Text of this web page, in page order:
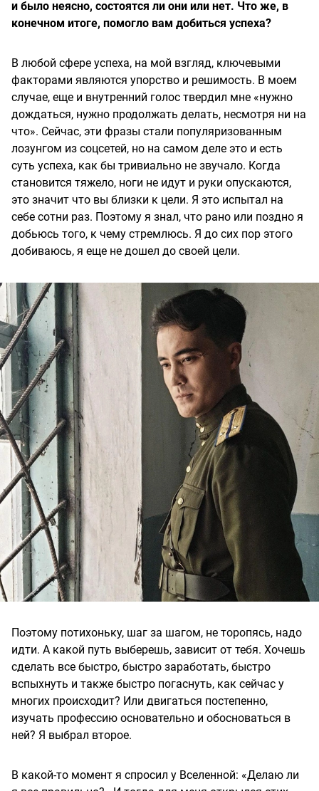
и было неясно, состоятся ли они или нет. Что же, в
конечном итоге, помогло вам добиться успеха?
В любой сфере успеха, на мой взгляд, ключевыми
факторами являются упорство и решимость. В моем
случае, еще и внутренний голос твердил мне «нужно
дождаться, нужно продолжать делать, несмотря ни на
что». Сейчас, эти фразы стали популяризованным
лозунгом из соцсетей, но на самом деле это и есть
суть успеха, как бы тривиально не звучало. Когда
становится тяжело, ноги не идут и руки опускаются,
это значит что вы близки к цели. Я это испытал на
себе сотни раз. Поэтому я знал, что рано или поздно я
добьюсь того, к чему стремлюсь. Я до сих пор этого
добиваюсь, я еще не дошел до своей цели.
Поэтому потихоньку, шаг за шагом, не торопясь, надо
идти. А какой путь выберешь, зависит от тебя. Хочешь
сделать все быстро, быстро заработать, быстро
вспыхнуть и также быстро погаснуть, как сейчас у
многих происходит? Или двигаться постепенно,
изучать профессию основательно и обосноваться в
ней? Я выбрал второе.
В какой-то момент я спросил у Вселенной: «Делаю ли